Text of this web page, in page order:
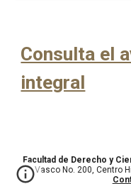
Consulta el
integral
Facultad de Derecho y
Vasco No. 200, Centro